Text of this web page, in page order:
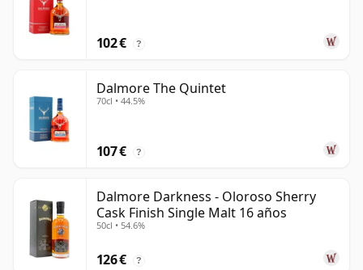
102 € ?
Dalmore The Quintet
70cl • 44.5%
107 € ?
Dalmore Darkness - Oloroso Sherry
Cask Finish Single Malt 16 años
50cl • 54.6%
126 € ?